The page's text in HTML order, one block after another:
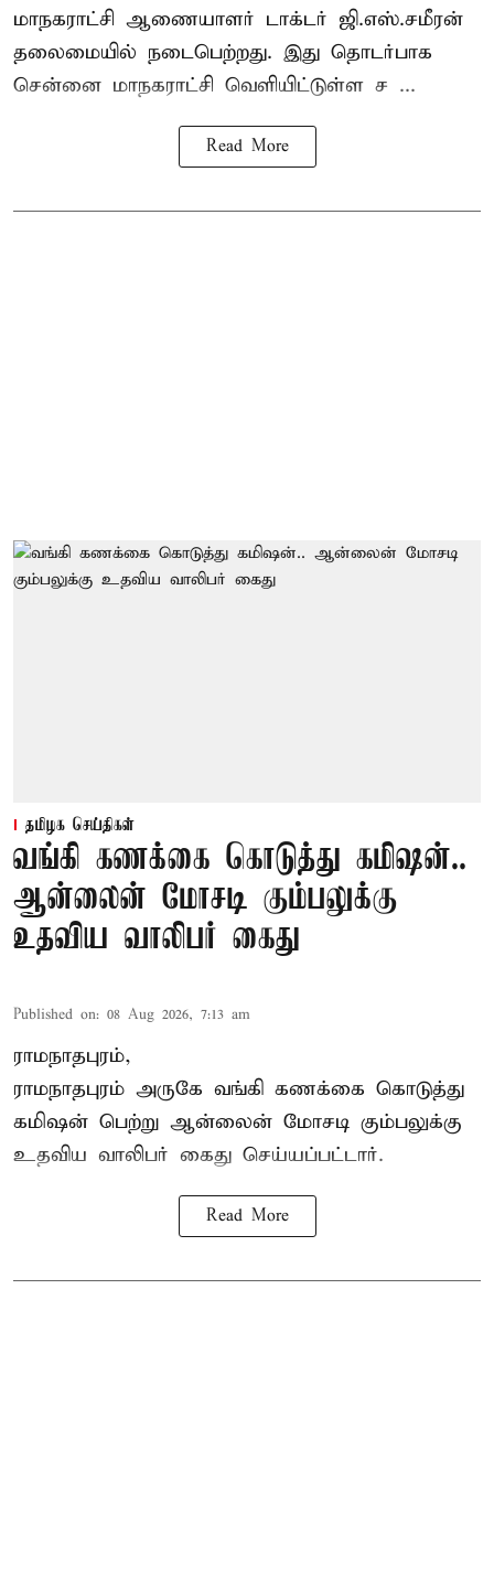
மாநகராட்சி ஆணையாளர் டாக்டர் ஜி.எஸ்.சமீரன்
தலைமையில் நடைபெற்றது. இது தொடர்பாக
சென்னை மாநகராட்சி வெளியிட்டுள்ள ச ...
Read More
தமிழக செய்திகள்
வங்கி கணக்கை கொடுத்து கமிஷன்..
ஆன்லைன் மோசடி கும்பலுக்கு
உதவிய வாலிபர் கைது
Published on: 08 Aug 2026, 7:13 am
ராமநாதபுரம்,
ராமநாதபுரம் அருகே வங்கி கணக்கை கொடுத்து
கமிஷன் பெற்று ஆன்லைன் மோசடி கும்பலுக்கு
உதவிய வாலிபர் கைது செய்யப்பட்டார்.
Read More